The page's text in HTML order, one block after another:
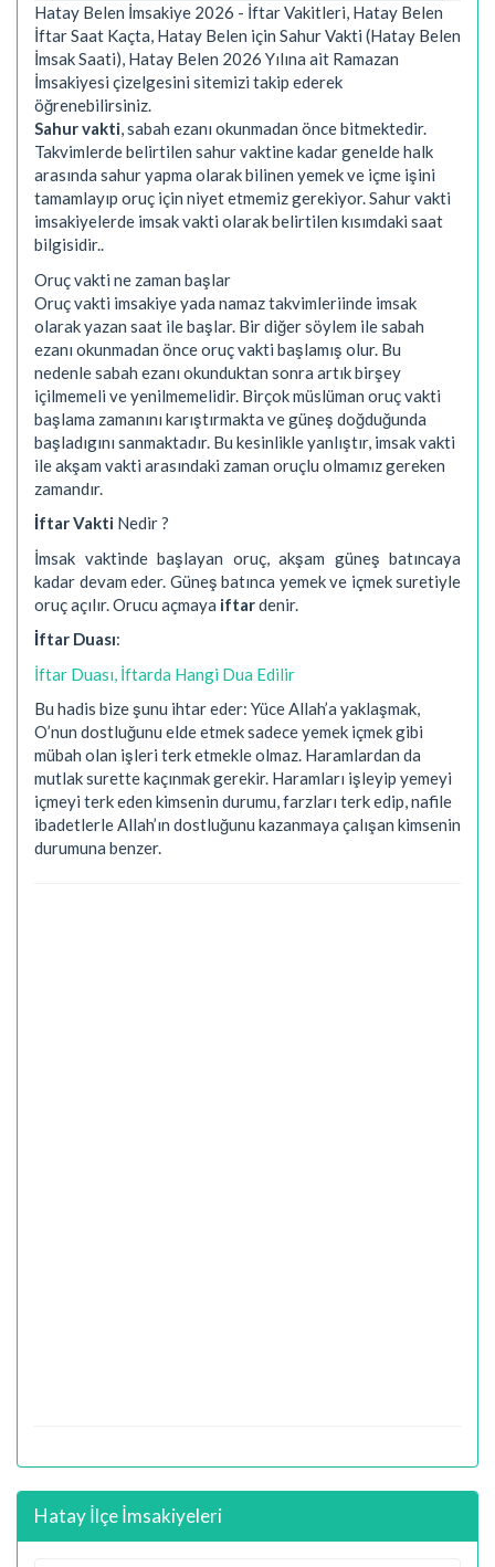
Hatay Belen İmsakiye 2026 - İftar Vakitleri, Hatay Belen
İftar Saat Kaçta, Hatay Belen için Sahur Vakti (Hatay Belen
İmsak Saati), Hatay Belen 2026 Yılına ait Ramazan
İmsakiyesi çizelgesini sitemizi takip ederek
öğrenebilirsiniz.
Sahur vakti, sabah ezanı okunmadan önce bitmektedir.
Takvimlerde belirtilen sahur vaktine kadar genelde halk
arasında sahur yapma olarak bilinen yemek ve içme işini
tamamlayıp oruç için niyet etmemiz gerekiyor. Sahur vakti
imsakiyelerde imsak vakti olarak belirtilen kısımdaki saat
bilgisidir..
Oruç vakti ne zaman başlar
Oruç vakti imsakiye yada namaz takvimleriinde imsak
olarak yazan saat ile başlar. Bir diğer söylem ile sabah
ezanı okunmadan önce oruç vakti başlamış olur. Bu
nedenle sabah ezanı okunduktan sonra artık birşey
içilmemeli ve yenilmemelidir. Birçok müslüman oruç vakti
başlama zamanını karıştırmakta ve güneş doğduğunda
başladıgını sanmaktadır. Bu kesinlikle yanlıştır, imsak vakti
ile akşam vakti arasındaki zaman oruçlu olmamız gereken
zamandır.
İftar Vakti Nedir ?
İmsak vaktinde başlayan oruç, akşam güneş batıncaya
kadar devam eder. Güneş batınca yemek ve içmek suretiyle
oruç açılır. Orucu açmaya iftardenir.
İftar Duası:
İftar Duası, İftarda Hangi Dua Edilir
Bu hadis bize şunu ihtar eder: Yüce Allah’a yaklaşmak,
O’nun dostluğunu elde etmek sadece yemek içmek gibi
mübah olan işleri terk etmekle olmaz. Haramlardan da
mutlak surette kaçınmak gerekir. Haramları işleyip yemeyi
içmeyi terk eden kimsenin durumu, farzları terk edip, nafile
ibadetlerle Allah’ın dostluğunu kazanmaya çalışan kimsenin
durumuna benzer.
Hatay İlçe İmsakiyeleri